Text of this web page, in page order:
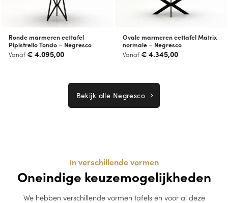
Ronde marmeren eettafel
Pipistrello Tondo – Negresco
Vanaf€ 4.095,00
Ovale marmeren eettafel Matrix
normale – Negresco
Vanaf€ 4.345,00
Bekijk alle Negresco
In verschillende vormen
Oneindige keuzemogelijkheden
We hebben verschillende vormen tafels en voor al deze